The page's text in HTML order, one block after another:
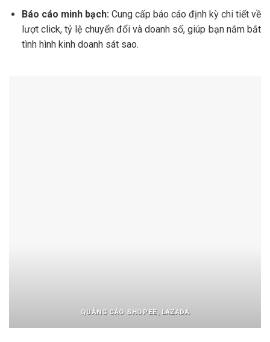
Báo cáo minh bạch:Cung cấp báo cáo định kỳ chi tiết về
lượt click, tỷ lệ chuyển đổi và doanh số, giúp bạn nắm bắt
tình hình kinh doanh sát sao.
QUẢNG CÁO SHOPEE, LAZADA